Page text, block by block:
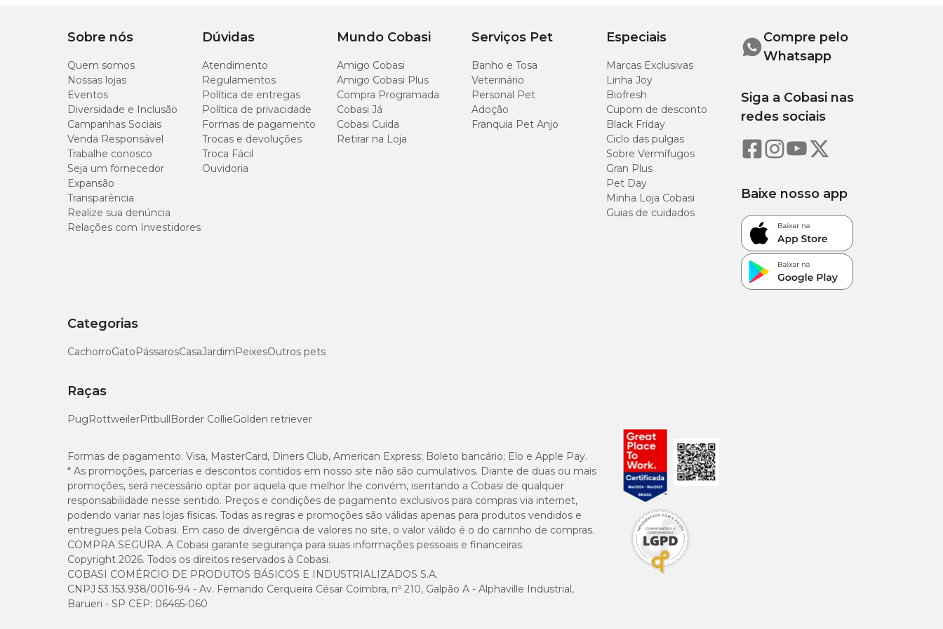
Eventuais substitutivos -
Carne de bovino, carne mecanicamente separada de frango, miúdos de aves, baço suíno, baço de bovino, gordura de frango,
hemoglobina bovina em pó, plasma sanguíneo bovino em pó, polpa de beterraba, vísceras de frango, óleo de girassol degomado, proteína concentrada de
Níveis de garantia
Umidade (máx.) 820 g/kg (82%)
Proteína Bruta (mín.) 90 g/kg (9%)
Extrato Etéreo (mín.) 25 g/kg (2,5%)
Cálcio (máx.)
Sódio (mín.)
Potássio (mín.) 1.400 mg/kg (0,14%)
Magnésio (mín.) 200 mg/kg (0,02%)
Enriquecimento mínimo por kg
Vitamina D3 (209 UI), Vitamina E (15 UI), Vitamina C (250 mg), Vitamina B1 (1,4 mg), Vitamina B2 (1,4 mg), Vitamina B3 (1,6 mg), Vitamina B6 (0,4 mg),
Ácido Fólico (0,05 mg), Ácido Pantotênico (5,9 mg), Colina (68 mg), Zinco (45 mg), Manganês (5,5 mg), Iodo (0,25 mg), Biotina (0,02 mg).
Sobre nós
Quem somos
Nossas lojas
Eventos
Diversidade e Inclusão
Campanhas Sociais
Venda Responsável
Trabalhe conosco
Seja um fornecedor
Expansão
Transparência
Realize sua denúncia
Relações com Investidores
Dúvidas
Atendimento
Regulamentos
Política de entregas
Política de privacidade
Formas de pagamento
Trocas e devoluções
Troca Fácil
Ouvidoria
Mundo Cobasi
Amigo Cobasi
Amigo Cobasi Plus
Compra Programada
Cobasi Já
Cobasi Cuida
Retirar na Loja
Serviços Pet
Banho e Tosa
Veterinário
Personal Pet
Adoção
Franquia Pet Anjo
Especiais
Marcas Exclusivas
Linha Joy
Biofresh
Cupom de desconto
Black Friday
Ciclo das pulgas
Sobre Vermífugos
Gran Plus
Pet Day
Minha Loja Cobasi
Guias de cuidados
Categorias
CachorroGatoPássarosCasaJardimPeixesOutros pets
Raças
PugRottweilerPitbullBorder CollieGolden retriever
Compre pelo
Whatsapp
Siga a Cobasi nas
redes sociais
Baixe nosso app
Formas de pagamento: Visa, MasterCard, Diners Club, American Express; Boleto bancário; Elo e Apple Pay.
* As promoções, parcerias e descontos contidos em nosso site não são cumulativos. Diante de duas ou mais
promoções, será necessário optar por aquela que melhor lhe convém, isentando a Cobasi de qualquer
responsabilidade nesse sentido. Preços e condições de pagamento exclusivos para compras via internet,
podendo variar nas lojas físicas. Todas as regras e promoções são válidas apenas para produtos vendidos e
entregues pela Cobasi. Em caso de divergência de valores no site, o valor válido é o do carrinho de compras.
COMPRA SEGURA. A Cobasi garante segurança para suas informações pessoais e financeiras.
Copyright 2026. Todos os direitos reservados à Cobasi.
COBASI COMÉRCIO DE PRODUTOS BÁSICOS E INDUSTRIALIZADOS S.A.
CNPJ 53.153.938/0016-94 - Av. Fernando Cerqueira César Coimbra, nº 210, Galpão A - Alphaville Industrial,
Barueri - SP CEP: 06465-060